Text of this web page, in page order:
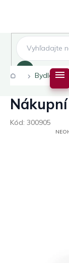
DomůBydlení
Kód: 300905
PRŮMĚRNÉ